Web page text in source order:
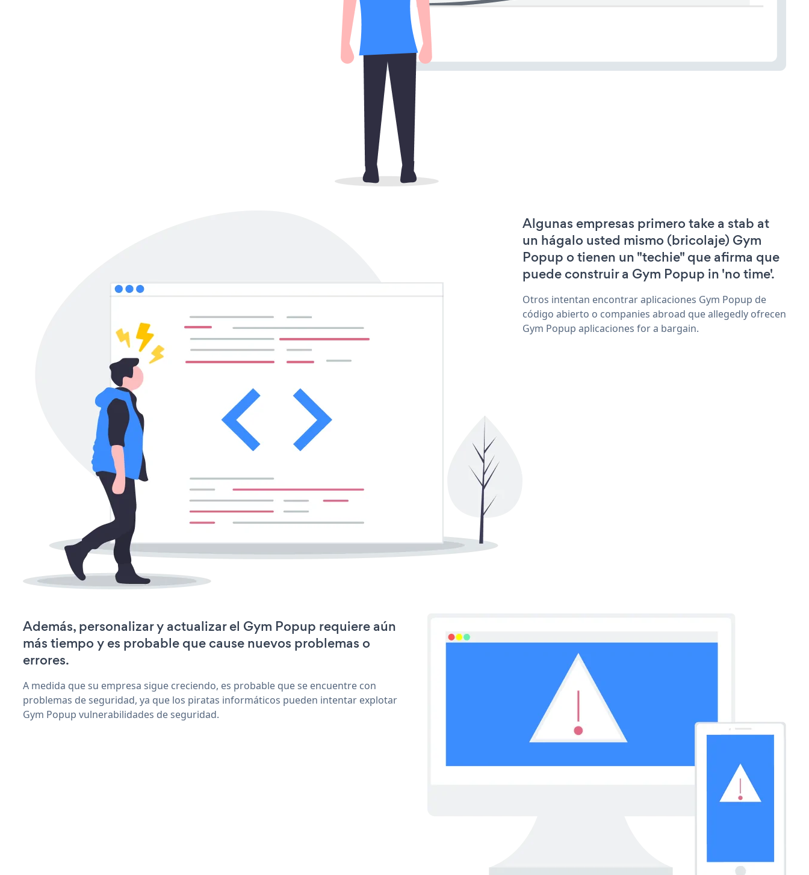
Algunas empresas primero take a stab at
un hágalo usted mismo (bricolaje) Gym
Popup o tienen un "techie" que afirma que
puede construir a Gym Popup in 'no time'.
Otros intentan encontrar aplicaciones Gym Popup de
código abierto o companies abroad que allegedly ofrecen
Gym Popup aplicaciones for a bargain.
Además, personalizar y actualizar el Gym Popup requiere aún
más tiempo y es probable que cause nuevos problemas o
errores.
A medida que su empresa sigue creciendo, es probable que se encuentre con
problemas de seguridad, ya que los piratas informáticos pueden intentar explotar
Gym Popup vulnerabilidades de seguridad.